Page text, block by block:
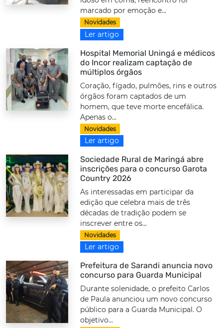
marcado por emoção e...
Novidades
Ler artigo
Hospital Memorial Uningá e médicos
do Incor realizam captação de
múltiplos órgãos
Coração, fígado, pulmões, rins e outros
órgãos foram captados de um
homem, que teve morte encefálica.
Apenas o...
Novidades
Ler artigo
Sociedade Rural de Maringá abre
inscrições para o concurso Garota
Country 2026
As interessadas em participar da
edição que celebra mais de três
décadas de tradição podem se
inscrever entre os...
Novidades
Ler artigo
Prefeitura de Sarandi anuncia novo
concurso para Guarda Municipal
Durante solenidade, o prefeito Carlos
de Paula anunciou um novo concurso
público para a Guarda Municipal. O
objetivo...